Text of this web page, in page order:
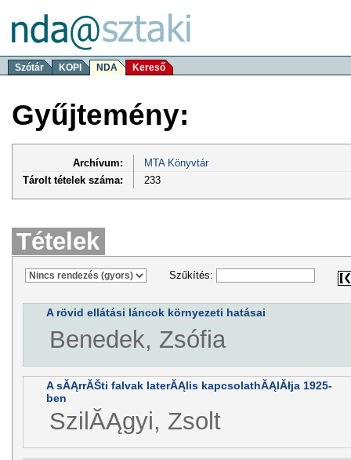
Szótár KOPI NDA Kereső
Gyűjtemény:
Archívum:
MTA Könyvtár
Tárolt tételek száma:
233
Tételek
Szűkítés:
A rövid ellátási láncok környezeti hatásai
Benedek, Zsófia
A sĂĄrrĂŠti falvak laterĂĄlis kapcsolathĂĄlĂłja 1925-
ben
SzilĂĄgyi, Zsolt